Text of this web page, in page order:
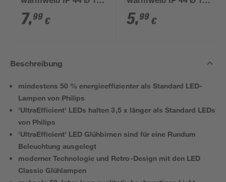
x 44 cm
7,99 €
x 39 cm
5,99 €
Beschreibung
mindestens 50 % energieeffizienter als Standard LED-
Lampen von Philips
'UltraEfficient' LEDs halten 3,5 x länger als Standard LEDs
von Philips
'UltraEfficient' LED Glühbirnen sind für eine Rundum
Beleuchtung ausgelegt
moderner Technologie und Retro-Design mit den LED
Classic Glühlampen